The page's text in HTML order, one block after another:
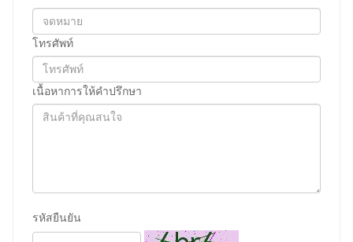
โทรศัพท์
เนื้อหาการให้คำปรึกษา
รหัสยืนยัน